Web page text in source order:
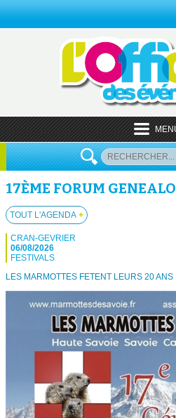
17ÈME FORUM
TOUT L'AGENDA +
CRAN-GEVRIER
06/08/2026
FESTIVALS
LES MARMOTTES FETENT LEURS 20 ANS